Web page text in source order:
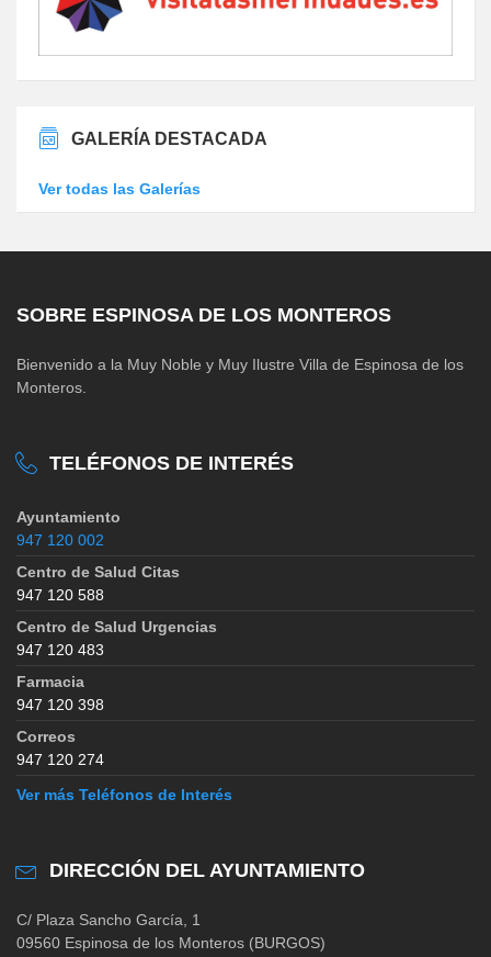
GALERÍA DESTACADA
Ver todas las Galerías
SOBRE ESPINOSA DE LOS MONTEROS
Bienvenido a la Muy Noble y Muy Ilustre Villa de Espinosa de los
Monteros.
TELÉFONOS DE INTERÉS
Ayuntamiento
947 120 002
Centro de Salud Citas
947 120 588
Centro de Salud Urgencias
947 120 483
Farmacia
947 120 398
Correos
947 120 274
Ver más Teléfonos de Interés
DIRECCIÓN DEL AYUNTAMIENTO
C/ Plaza Sancho García, 1
09560 Espinosa de los Monteros (BURGOS)